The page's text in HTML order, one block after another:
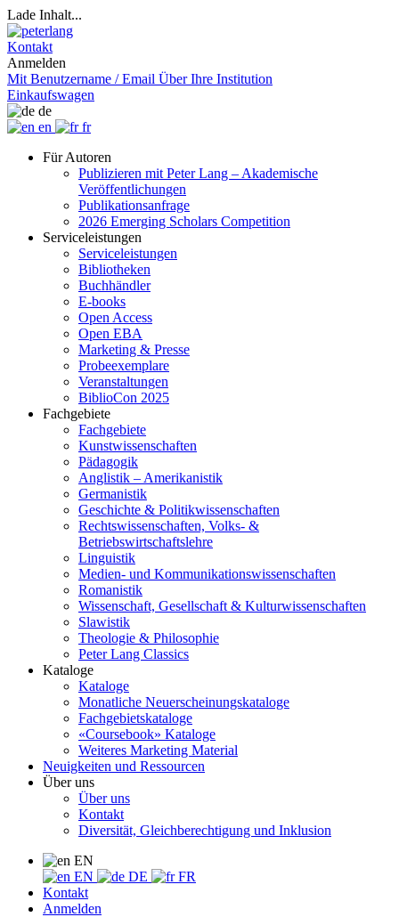
Lade Inhalt...
Kontakt
Anmelden
Mit Benutzername / Email Über Ihre Institution
Einkaufswagen
de
en
fr
Für Autoren
Publizieren mit Peter Lang – Akademische
Veröffentlichungen
Publikationsanfrage
2026 Emerging Scholars Competition
Serviceleistungen
Serviceleistungen
Bibliotheken
Buchhändler
E-books
Open Access
Open EBA
Marketing & Presse
Probeexemplare
Veranstaltungen
BiblioCon 2025
Fachgebiete
Fachgebiete
Kunstwissenschaften
Pädagogik
Anglistik – Amerikanistik
Germanistik
Geschichte & Politikwissenschaften
Rechtswissenschaften, Volks- &
Betriebswirtschaftslehre
Linguistik
Medien- und Kommunikationswissenschaften
Romanistik
Wissenschaft, Gesellschaft & Kulturwissenschaften
Slawistik
Theologie & Philosophie
Peter Lang Classics
Kataloge
Kataloge
Monatliche Neuerscheinungskataloge
Fachgebietskataloge
«Coursebook» Kataloge
Weiteres Marketing Material
Neuigkeiten und Ressourcen
Über uns
Über uns
Kontakt
Diversität, Gleichberechtigung und Inklusion
EN
EN
DE
FR
Kontakt
Anmelden